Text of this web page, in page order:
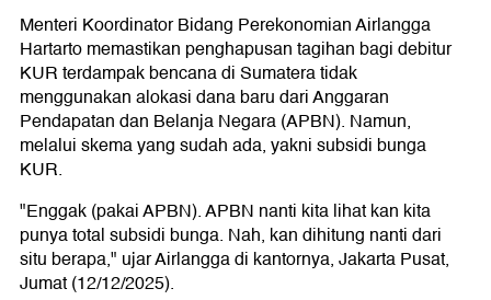
Menteri Koordinator Bidang Perekonomian Airlangga
Hartarto memastikan penghapusan tagihan bagi debitur
KUR terdampak bencana di Sumatera tidak
menggunakan alokasi dana baru dari Anggaran
Pendapatan dan Belanja Negara (APBN). Namun,
melalui skema yang sudah ada, yakni subsidi bunga
KUR.
"Enggak (pakai APBN). APBN nanti kita lihat kan kita
punya total subsidi bunga. Nah, kan dihitung nanti dari
situ berapa," ujar Airlangga di kantornya, Jakarta Pusat,
Jumat (12/12/2025).